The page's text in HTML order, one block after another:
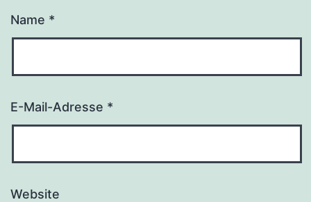
Name *
E-Mail-Adresse *
Website